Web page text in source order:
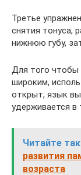
Третье
снятия тонуса,
нижнюю губу,
Для того чтобы
широким,
открыт, язык
удерживается в
Читайте
развития
возраста